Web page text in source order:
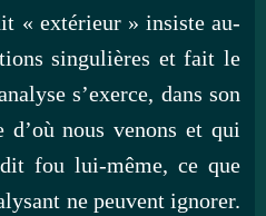
« extérieur » insiste au-
singulières et fait le
s’exerce, dans son
nous venons et qui
fou lui-même, ce que
ne peuvent ignorer.